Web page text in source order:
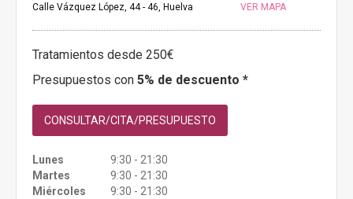
Calle Vázquez López, 44 - 46, Huelva VER MAPA
Tratamientos desde 250€
Presupuestos con 5% de descuento *
CONSULTAR/CITA/PRESUPUESTO
Lunes
9:30 - 21:30
Martes
9:30 - 21:30
Miércoles
9:30 - 21:30